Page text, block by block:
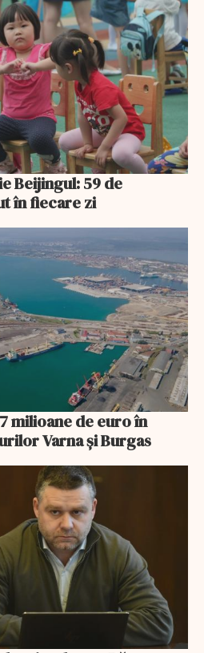
Beijingul: 59 de
în fiecare zi
milioane de euro în
Varna și Burgas